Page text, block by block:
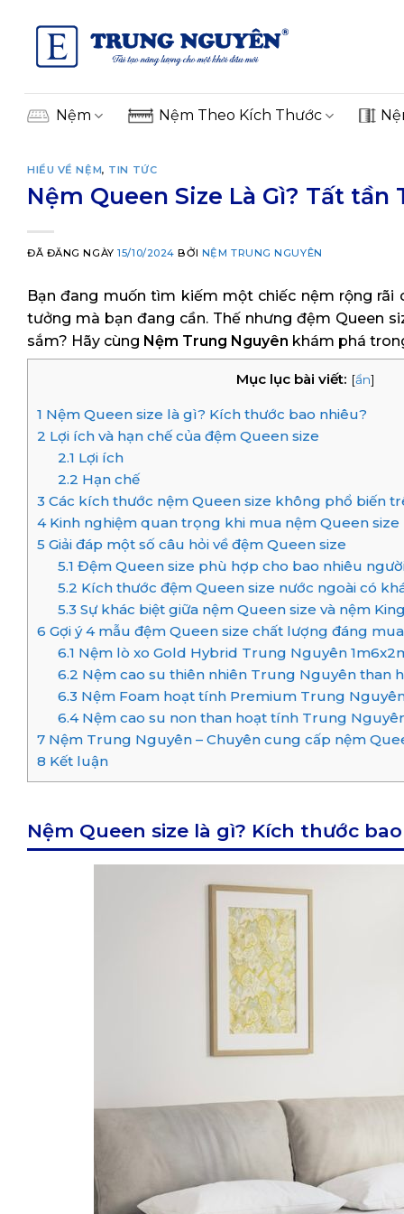
content
Nệm Nệm Theo Kích Thước
HIỂU VỀ NỆM, TIN TỨC
Nệm Queen Size Là Gì? Tất
ĐÃ ĐĂNG NGÀY15/10/2024 BỞI NỆM TRUNG NGUYÊN
Bạn đang muốn tìm kiếm một chiếc nệm rộng rãi
tưởng mà bạn đang cần. Thế nhưng đệm Queen
sắm? Hãy cùng Nệm Trung Nguyên khám phá
Mục lục bài viết: [ẩn]
1 Nệm Queen size là gì? Kích thước bao nhiêu?
2 Lợi ích và hạn chế của đệm Queen size
2.1 Lợi ích
2.2 Hạn chế
3 Các kích thước nệm Queen size không phổ biến
4Kinh nghiệm quan trọng khi mua nệm Queen size
5 Giải đáp một số câu hỏi về đệm Queen size
5.1 Đệm Queen size phù hợp cho bao nhiêu
5.2 Kích thước đệm Queen size nước ngoài có
5.3 Sự khác biệt giữa nệm Queen size và nệm
6 Gợi ý 4 mẫu đệm Queen size chất lượng đáng
6.1 Nệm lò xo Gold Hybrid Trung Nguyên
6.2 Nệm cao su thiên nhiên Trung Nguyên than
6.3 Nệm Foam hoạt tính Premium Trung
6.4Nệm cao su non than hoạt tính Trung
7 Nệm Trung Nguyên – Chuyên cung cấp nệm
8 Kết luận
Nệm Queen size là gì? Kích thước